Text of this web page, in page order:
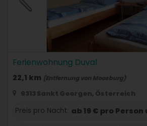
Ferienwohnung Duval
22,1 km (Entfernung von Moosburg)
9313 Sankt Georgen, Österreich
Preis pro Nacht: ab 19 € pro